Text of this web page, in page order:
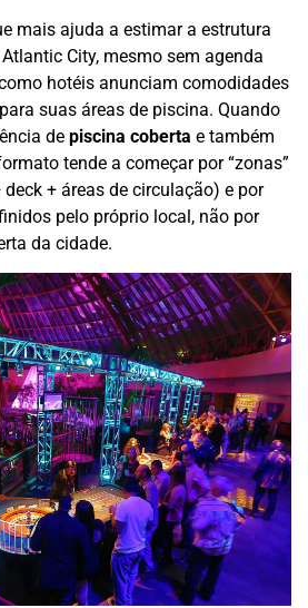
mais ajuda a estimar a estrutura
City, mesmo sem agenda
hotéis anunciam comodidades
suas áreas de piscina. Quando
de piscina coberta e também
tende a começar por “zonas”
+ áreas de circulação) e por
pelo próprio local, não por
da cidade.